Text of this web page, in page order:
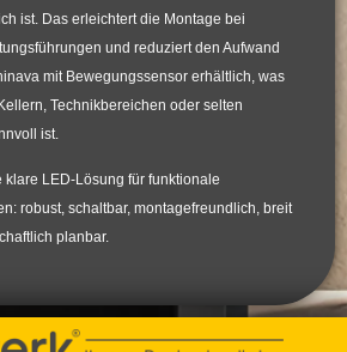
ist. Das erleichtert die Montage bei
und reduziert den Aufwand
mit Bewegungssensor erhältlich, was
Technikbereichen oder selten
ist.
klare LED-Lösung für funktionale
robust, schaltbar, montagefreundlich, breit
planbar.